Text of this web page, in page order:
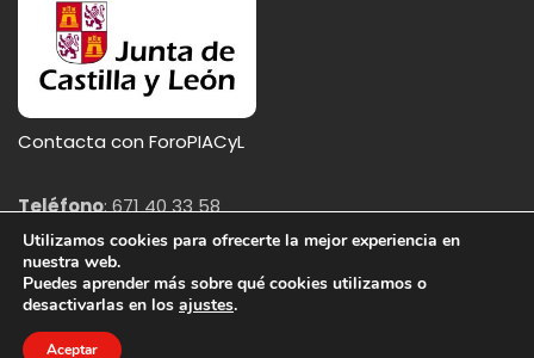
Contacta con ForoPIACyL
Teléfono: 671 40 33 58
Email: participacion@poicyl.org
Aviso legal|Política de cookies(
Utilizamos cookies para ofrecerte la mejor experiencia en
nuestra web.
Puedes aprender más sobre qué cookies utilizamos o
desactivarlas en los ajustes.
Aceptar